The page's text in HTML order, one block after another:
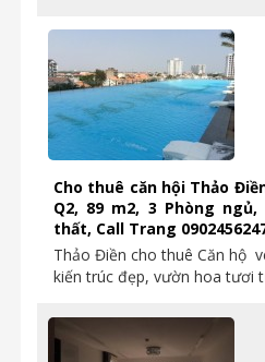
Cho thuê căn hội Thảo
Q2, 89 m2, 3 Phòng
thất, Call Trang
Thảo Điền cho thuê Căn hộ
kiến trúc đẹp, vườn hoa tươi